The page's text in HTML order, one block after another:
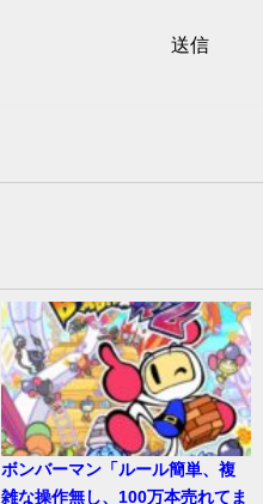
ボンバーマン「ルール簡単、複
雑な操作無し、100万本売れてま